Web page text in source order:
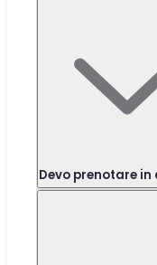
Devo prenotare